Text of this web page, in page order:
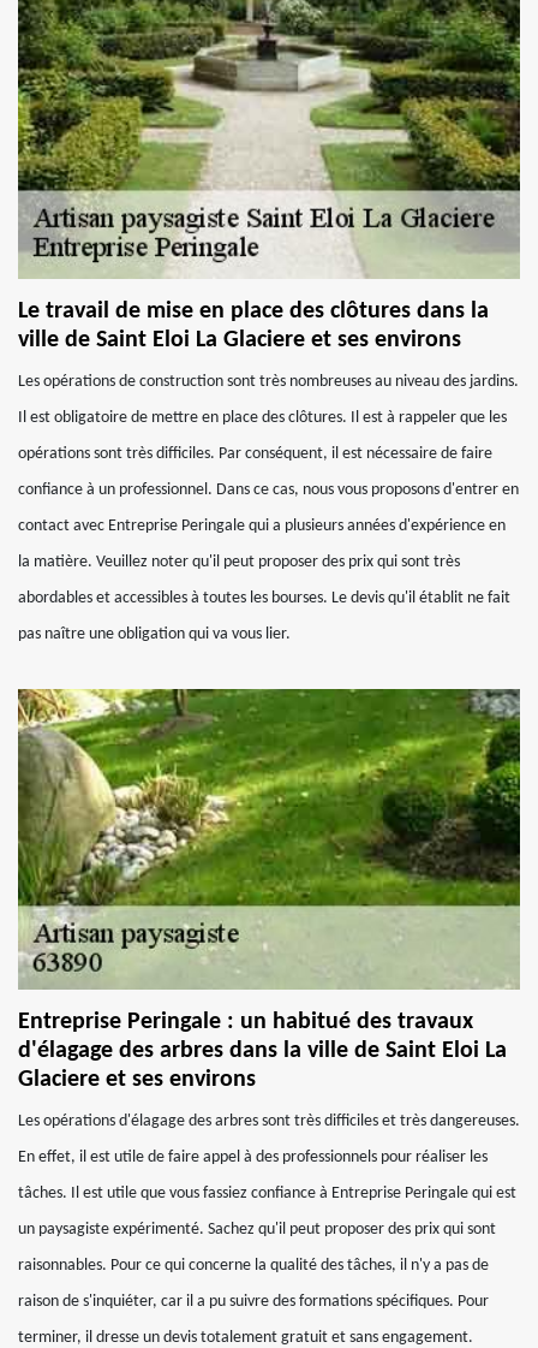
Le travail de mise en place des clôtures dans la
ville de Saint Eloi La Glaciere et ses environs
Les opérations de construction sont très nombreuses au niveau des jardins.
Il est obligatoire de mettre en place des clôtures. Il est à rappeler que les
opérations sont très difficiles. Par conséquent, il est nécessaire de faire
confiance à un professionnel. Dans ce cas, nous vous proposons d'entrer en
contact avec Entreprise Peringale qui a plusieurs années d'expérience en
la matière. Veuillez noter qu'il peut proposer des prix qui sont très
abordables et accessibles à toutes les bourses. Le devis qu'il établit ne fait
pas naître une obligation qui va vous lier.
Entreprise Peringale : un habitué des travaux
d'élagage des arbres dans la ville de Saint Eloi La
Glaciere et ses environs
Les opérations d'élagage des arbres sont très difficiles et très dangereuses.
En effet, il est utile de faire appel à des professionnels pour réaliser les
tâches. Il est utile que vous fassiez confiance à Entreprise Peringale qui est
un paysagiste expérimenté. Sachez qu'il peut proposer des prix qui sont
raisonnables. Pour ce qui concerne la qualité des tâches, il n'y a pas de
raison de s'inquiéter, car il a pu suivre des formations spécifiques. Pour
terminer, il dresse un devis totalement gratuit et sans engagement.